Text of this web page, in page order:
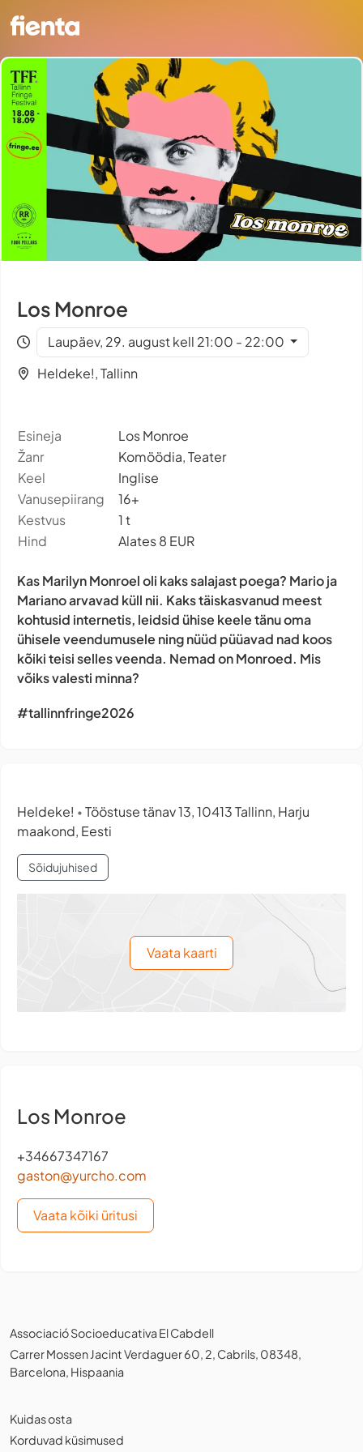
Los Monroe
Laupäev, 29. august kell 21:00 - 22:00
Heldeke!, Tallinn
Esineja
Los Monroe
Žanr
Komöödia, Teater
Keel
Inglise
Vanusepiirang
16+
Kestvus
1 t
Hind
Alates 8 EUR
Kas Marilyn Monroel oli kaks salajast poega? Mario ja
Mariano arvavad küll nii. Kaks täiskasvanud meest
kohtusid internetis, leidsid ühise keele tänu oma
ühisele veendumusele ning nüüd püüavad nad koos
kõiki teisi selles veenda. Nemad on Monroed. Mis
võiks valesti minna?
#tallinnfringe2026
Heldeke! • Tööstuse tänav 13, 10413 Tallinn, Harju
maakond, Eesti
Sõidujuhised
Vaata kaarti
Los Monroe
+34667347167
gaston@yurcho.com
Vaata kõiki üritusi
Associació Socioeducativa El Cabdell
Carrer Mossen Jacint Verdaguer 60, 2, Cabrils, 08348,
Barcelona, Hispaania
Kuidas osta
Korduvad küsimused